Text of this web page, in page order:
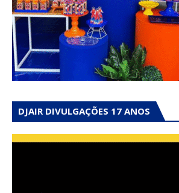
DJAIR DIVULGAÇÕES 17 ANOS